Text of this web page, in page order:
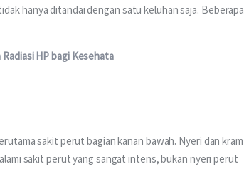
hanya ditandai dengan satu keluhan saja. Beberapa
HP bagi Kesehata
sakit perut bagian kanan bawah. Nyeri dan kram
sakit perut yang sangat intens, bukan nyeri perut